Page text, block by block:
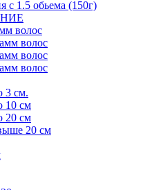
с 1.5 обьема (150г)
волос
волос
волос
волос
3 см.
10 см
20 см
20 см